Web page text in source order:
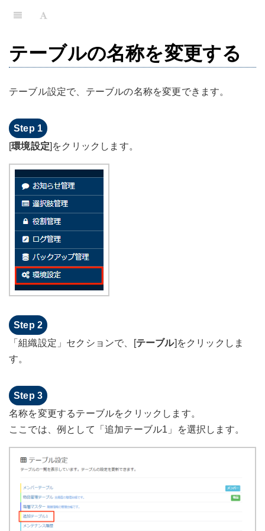
テーブルの名称を変更する
テーブル設定で、テーブルの名称を変更できます。
[環境設定]をクリックします。
「組織設定」セクションで、[テーブル]をクリックしま
す。
名称を変更するテーブルをクリックします。
ここでは、例として「追加テーブル1」を選択します。